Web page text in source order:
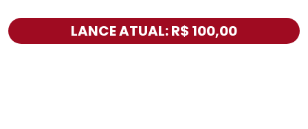
LANCE ATUAL: R$ 100,00